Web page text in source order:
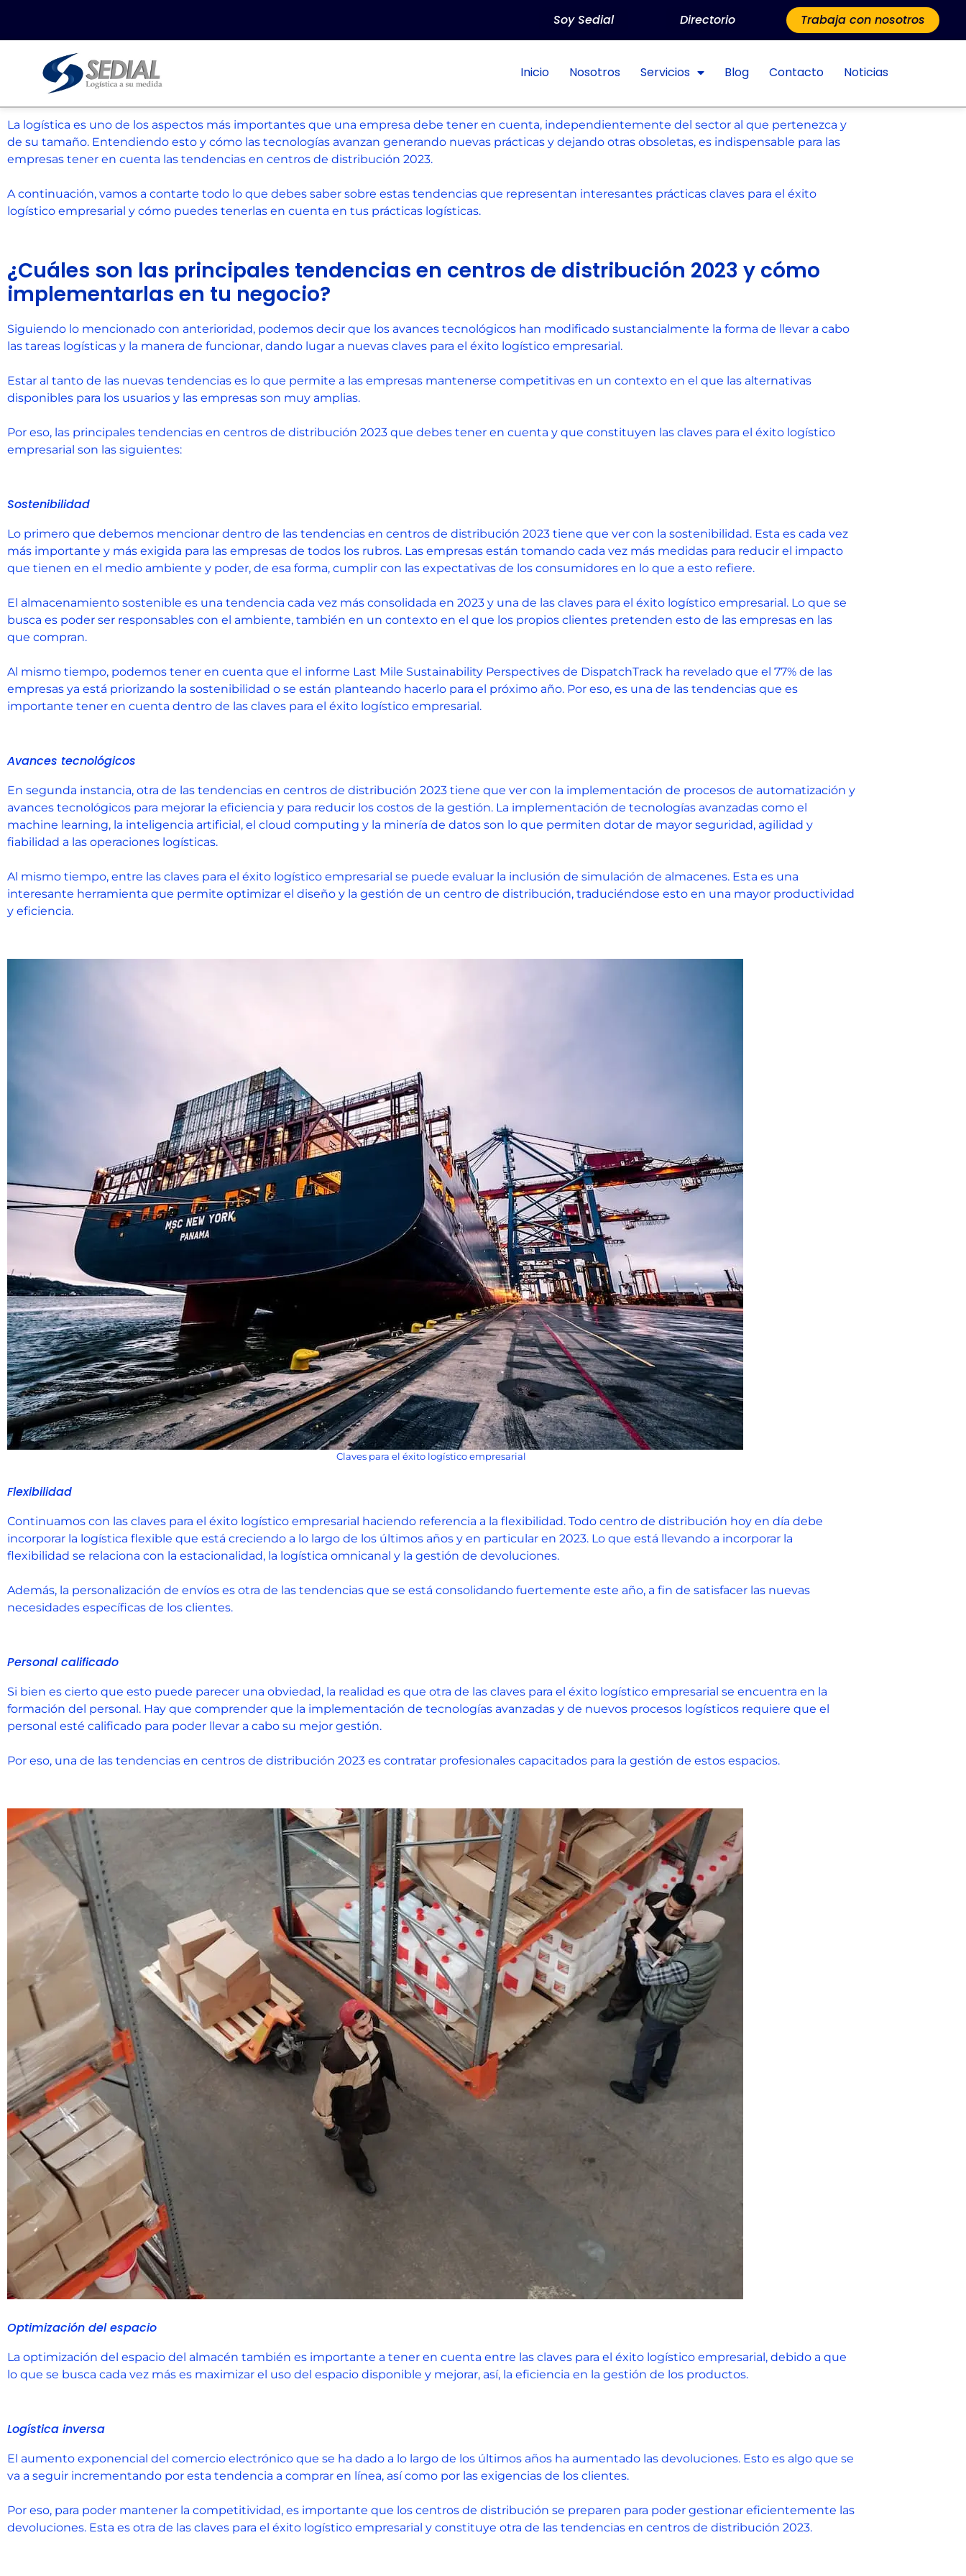
Soy Sedial Directorio Trabaja con nosotros
Inicio Nosotros Servicios Blog Contacto Noticias
La logística es uno de los aspectos más importantes que una empresa debe tener en cuenta, independientemente del sector al que pertenezca y
de su tamaño. Entendiendo esto y cómo las tecnologías avanzan generando nuevas prácticas y dejando otras obsoletas, es indispensable para las
empresas tener en cuenta las tendencias en centros de distribución 2023.
A continuación, vamos a contarte todo lo que debes saber sobre estas tendencias que representan interesantes prácticas claves para el éxito
logístico empresarial y cómo puedes tenerlas en cuenta en tus prácticas logísticas.
¿Cuáles son las principales tendencias en centros de distribución 2023 y cómo
implementarlas en tu negocio?
Siguiendo lo mencionado con anterioridad, podemos decir que los avances tecnológicos han modificado sustancialmente la forma de llevar a cabo
las tareas logísticas y la manera de funcionar, dando lugar a nuevas claves para el éxito logístico empresarial.
Estar al tanto de las nuevas tendencias es lo que permite a las empresas mantenerse competitivas en un contexto en el que las alternativas
disponibles para los usuarios y las empresas son muy amplias.
Por eso, las principales tendencias en centros de distribución 2023 que debes tener en cuenta y que constituyen las claves para el éxito logístico
empresarial son las siguientes:
Sostenibilidad
Lo primero que debemos mencionar dentro de las tendencias en centros de distribución 2023 tiene que ver con la sostenibilidad. Esta es cada vez
más importante y más exigida para las empresas de todos los rubros. Las empresas están tomando cada vez más medidas para reducir el impacto
que tienen en el medio ambiente y poder, de esa forma, cumplir con las expectativas de los consumidores en lo que a esto refiere.
El almacenamiento sostenible es una tendencia cada vez más consolidada en 2023 y una de las claves para el éxito logístico empresarial. Lo que se
busca es poder ser responsables con el ambiente, también en un contexto en el que los propios clientes pretenden esto de las empresas en las
que compran.
Al mismo tiempo, podemos tener en cuenta que el informe Last Mile Sustainability Perspectives de DispatchTrack ha revelado que el 77% de las
empresas ya está priorizando la sostenibilidad o se están planteando hacerlo para el próximo año. Por eso, es una de las tendencias que es
importante tener en cuenta dentro de las claves para el éxito logístico empresarial.
Avances tecnológicos
En segunda instancia, otra de las tendencias en centros de distribución 2023 tiene que ver con la implementación de procesos de automatización y
avances tecnológicos para mejorar la eficiencia y para reducir los costos de la gestión. La implementación de tecnologías avanzadas como el
machine learning, la inteligencia artificial, el cloud computing y la minería de datos son lo que permiten dotar de mayor seguridad, agilidad y
fiabilidad a las operaciones logísticas.
Al mismo tiempo, entre las claves para el éxito logístico empresarial se puede evaluar la inclusión de simulación de almacenes. Esta es una
interesante herramienta que permite optimizar el diseño y la gestión de un centro de distribución, traduciéndose esto en una mayor productividad
y eficiencia.
Claves para el éxito logístico empresarial
Flexibilidad
Continuamos con las claves para el éxito logístico empresarial haciendo referencia a la flexibilidad. Todo centro de distribución hoy en día debe
incorporar la logística flexible que está creciendo a lo largo de los últimos años y en particular en 2023. Lo que está llevando a incorporar la
flexibilidad se relaciona con la estacionalidad, la logística omnicanal y la gestión de devoluciones.
Además, la personalización de envíos es otra de las tendencias que se está consolidando fuertemente este año, a fin de satisfacer las nuevas
necesidades específicas de los clientes.
Personal calificado
Si bien es cierto que esto puede parecer una obviedad, la realidad es que otra de las claves para el éxito logístico empresarial se encuentra en la
formación del personal. Hay que comprender que la implementación de tecnologías avanzadas y de nuevos procesos logísticos requiere que el
personal esté calificado para poder llevar a cabo su mejor gestión.
Por eso, una de las tendencias en centros de distribución 2023 es contratar profesionales capacitados para la gestión de estos espacios.
Optimización del espacio
La optimización del espacio del almacén también es importante a tener en cuenta entre las claves para el éxito logístico empresarial, debido a que
lo que se busca cada vez más es maximizar el uso del espacio disponible y mejorar, así, la eficiencia en la gestión de los productos.
Logística inversa
El aumento exponencial del comercio electrónico que se ha dado a lo largo de los últimos años ha aumentado las devoluciones. Esto es algo que se
va a seguir incrementando por esta tendencia a comprar en línea, así como por las exigencias de los clientes.
Por eso, para poder mantener la competitividad, es importante que los centros de distribución se preparen para poder gestionar eficientemente las
devoluciones. Esta es otra de las claves para el éxito logístico empresarial y constituye otra de las tendencias en centros de distribución 2023.